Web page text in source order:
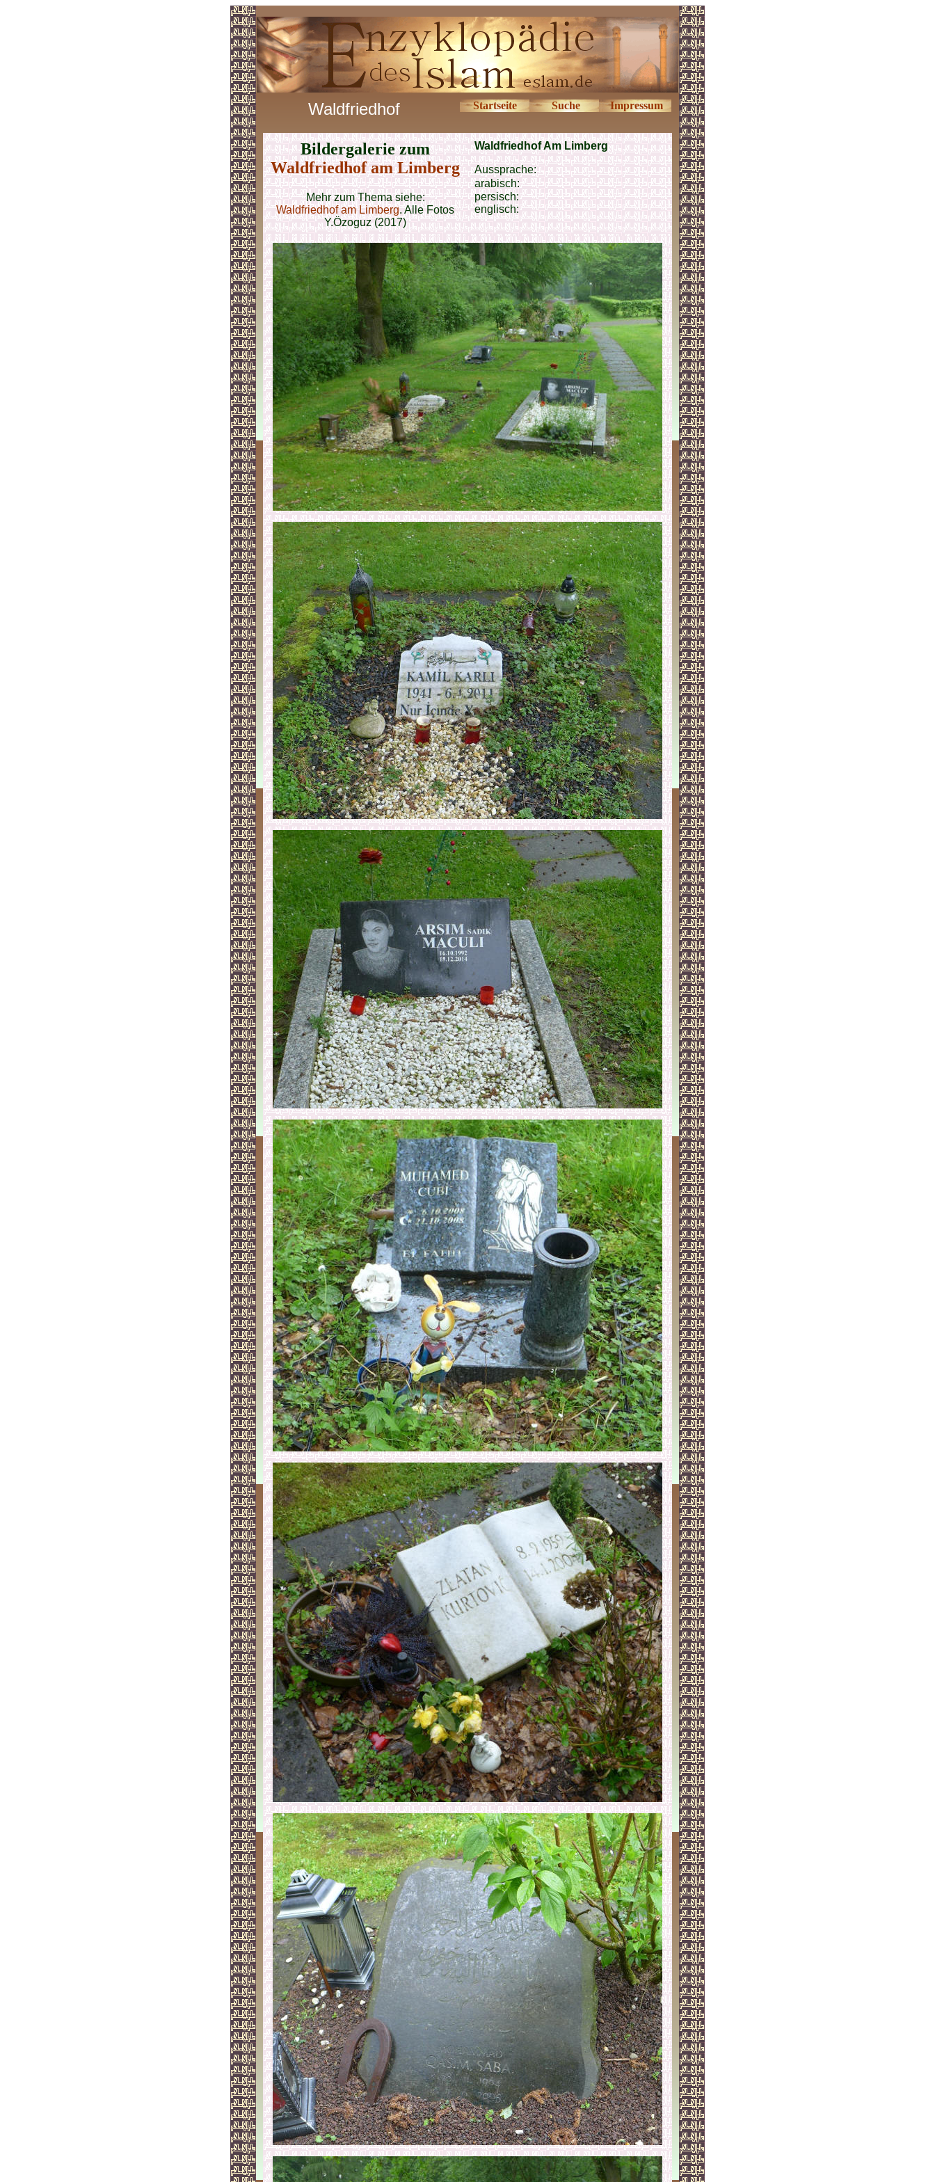
Waldfriedhof Startseite Suche Impressum
Bildergalerie zum
Waldfriedhof am Limberg
Mehr zum Thema siehe:
Waldfriedhof am Limberg. Alle Fotos
Y.Özoguz (2017)
Waldfriedhof Am Limberg
Aussprache:
arabisch:
persisch:
englisch: